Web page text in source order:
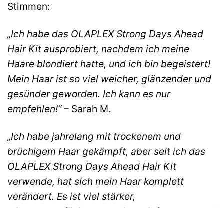
Stimmen:
„Ich habe das OLAPLEX Strong Days Ahead
Hair Kit ausprobiert, nachdem ich meine
Haare blondiert hatte, und ich bin begeistert!
Mein Haar ist so viel weicher, glänzender und
gesünder geworden. Ich kann es nur
empfehlen!“– Sarah M.
„Ich habe jahrelang mit trockenem und
brüchigem Haar gekämpft, aber seit ich das
OLAPLEX Strong Days Ahead Hair Kit
verwende, hat sich mein Haar komplett
verändert. Es ist viel stärker,